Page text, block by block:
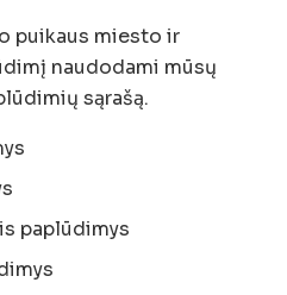
puikaus miesto ir
naudodami mūsų
sąrašą.
paplūdimys